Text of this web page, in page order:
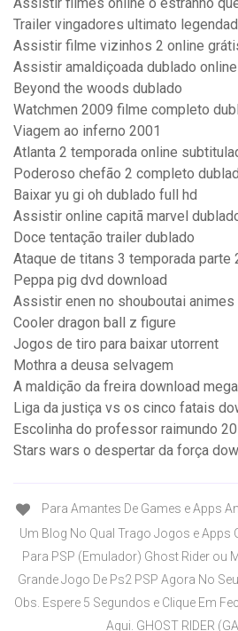
Assistir filmes online o estranho
Trailer vingadores ultimato
Assistir filme vizinhos 2 online
Assistir amaldiçoada dublado online
Beyond the woods dublado
Watchmen 2009 filme completo
Viagem ao inferno 2001
Atlanta 2 temporada online
Poderoso chefão 2 completo
Baixar yu gi oh dublado full hd
Assistir online capitã marvel
Doce tentação trailer dublado
Ataque de titans 3 temporada parte
Peppa pig dvd download
Assistir enen no shouboutai animes
Cooler dragon ball z figure
Jogos de tiro para baixar utorrent
Mothra a deusa selvagem
A maldição da freira download mega
Liga da justiça vs os cinco fatais
Escolinha do professor raimundo
Stars wars o despertar da força
Para Amantes De Games e Apps
Um Blog No Qual Trago Jogos e Apps
Para PSP (Emulador) Ghost Rider ou
Grande Jogo De Ps2 PSP Agora No
Obs. Espere 5 Segundos e Clique Em
Aqui. GHOST RIDER